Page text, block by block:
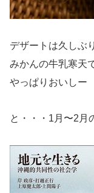
デザートは久しぶ
みかんの牛乳寒天
やっぱりおいしー
と・・・1月〜2月